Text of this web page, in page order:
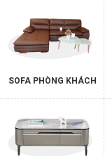
SOFA PHÒNG KHÁCH